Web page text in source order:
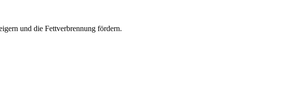
und die Fettverbrennung fördern.